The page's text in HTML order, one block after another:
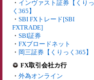
・ インヴァスト証券【くりっ
く365】
・ SBI FXトレード[SBI
FXTRADE]
・ SBI証券
・ FXブロードネット
・ 岡三証券【くりっく365】
FX取引会社カ行
・ 外為オンライン